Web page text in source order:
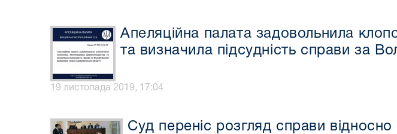
Апеляційна палата задовольнила
та визначила підсудність справи за
19 листопада 2019, 17:04
Суд переніс розгляд справи